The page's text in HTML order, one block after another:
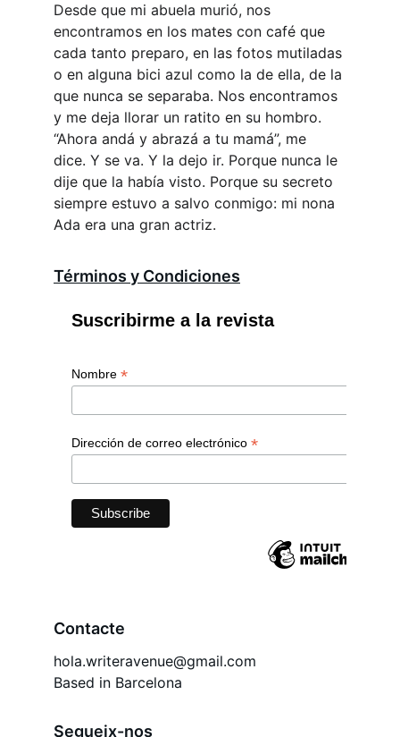
Desde que mi abuela murió, nos
encontramos en los mates con café que
cada tanto preparo, en las fotos mutiladas
o en alguna bici azul como la de ella, de la
que nunca se separaba. Nos encontramos
y me deja llorar un ratito en su hombro.
“Ahora andá y abrazá a tu mamá”, me
dice. Y se va. Y la dejo ir. Porque nunca le
dije que la había visto. Porque su secreto
siempre estuvo a salvo conmigo: mi nona
Ada era una gran actriz.
Contacte
hola.writeravenue@gmail.com
Segueix-nos
Términos y Condiciones
Based in Barcelona